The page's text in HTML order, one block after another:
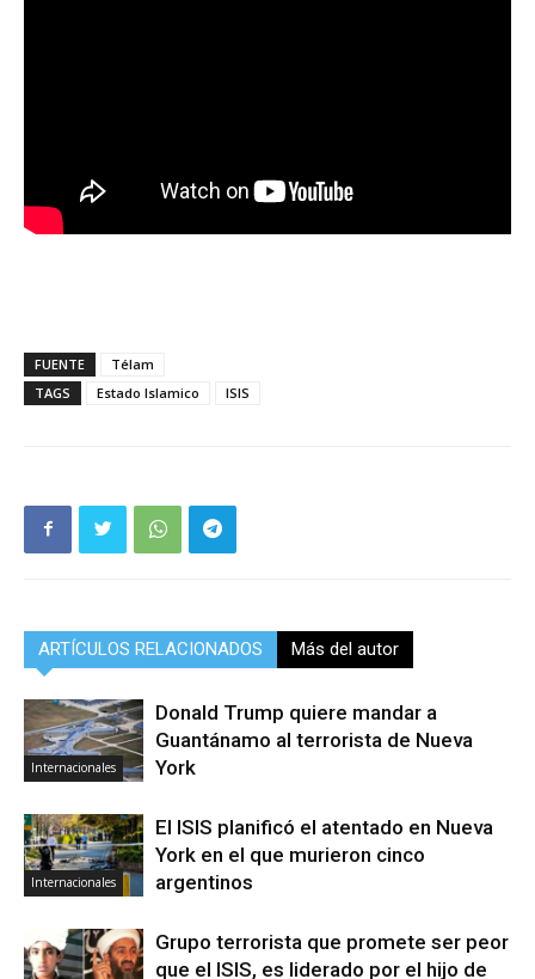
FUENTE
Télam
TAGS
Estado Islamico ISIS
ARTÍCULOS RELACIONADOS Más del autor
Internacionales
Donald Trump quiere mandar a
Guantánamo al terrorista de Nueva
York
Internacionales
El ISIS planificó el atentado en Nueva
York en el que murieron cinco
argentinos
Grupo terrorista que promete ser peor
que el ISIS, es liderado por el hijo de